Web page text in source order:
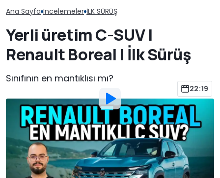
Ana Sayfa Incelemeler İLK SÜRÜŞ
Yerli üretim C-SUV |
Renault Boreal | İlk Sürüş
Sınıfının en mantıklısı mı?
22:19
Fotoğraf:Renault
Yazan:Eren Efe Kandemir
1 Temda20:00
Google'da tercih edilen kaynak